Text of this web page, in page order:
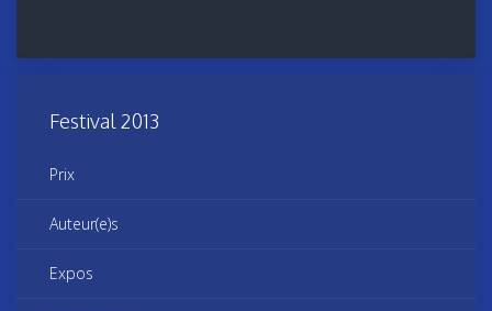
Festival 2013
Prix
Auteur(e)s
Expos